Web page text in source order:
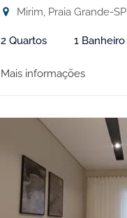
Mirim, Praia Grande-SP
2 Quartos 1 Banheiro
Mais informações